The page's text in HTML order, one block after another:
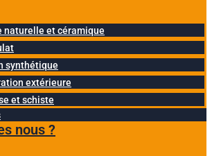
naturelle et céramique
synthétique
extérieure
et schiste
nous ?